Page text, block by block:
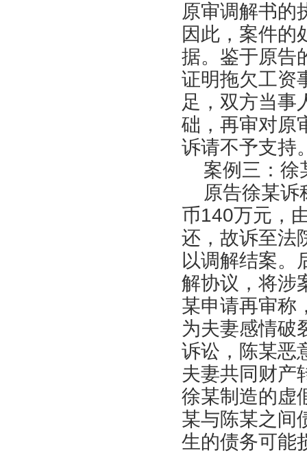
原审调解书的
因此，案件的
据。鉴于原告
证明拖欠工资
足，双方当事
础，再审对原
诉请不予支持
案例三：徐
原告徐某诉
币140万元，
还，故诉至法
以调解结案。
解协议，将涉
某申请再审称
为夫妻感情破
诉讼，陈某恶
夫妻共同财产
徐某制造的虚
某与陈某之间
生的债务可能